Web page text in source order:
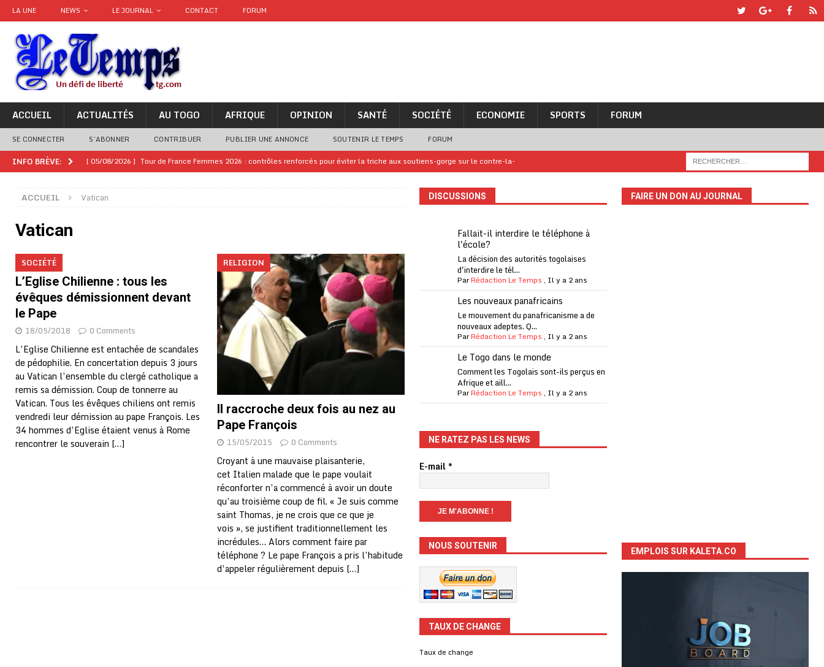
LA UNE NEWS LE JOURNAL CONTACT FORUM
ACCUEIL ACTUALITÉS AU TOGO AFRIQUE OPINION SANTÉ SOCIÉTÉ ECONOMIE SPORTS FORUM
SE CONNECTER S’ABONNER CONTRIBUER PUBLIER UNE ANNONCE SOUTENIR LE TEMPS FORUM
INFO BRÈVE: [ 05/08/2026 ] Tour de France Femmes 2026 : contrôles renforcés pour éviter la triche aux soutiens-gorge sur le contre-la-
[ 05/08/2026 ]
Côte d’Ivoire : le PDCI de Tidjane Thiam confirme sa présence à la fête nationale
A LA UNE
Une factrice arrêtée après avoir volé un billet de loterie gagnant que son propriétaire avait envoyé à un proche
[ 02/08/2026 ] Distribution des moustiquaires : La zone Oti-Sud enregistre 99% de couverture
A LA UNE
La Confédération Africaine de Football (CAF) à contre-courant
COOPÉRATION
[ 01/08/2026 ]
Quatre candidats à la succession d’Infantino à la tête de la FIFA
A LA UNE
[ 01/08/2026 ] Bénin : Romuald Wadagni reçoit le milliardaire Aliko Dangote
A LA UNE
[ 31/07/2026 ] Niger : le FMI débloque une bouffée d’oxygène financière
[ 31/07/2026 ] Franco Baresi, légendaire défenseur de l’Italie et de l’AC Milan, est mort à 66 ans
A LA UNE
[ 31/07/2026 ]
Benjamin Mendy a vendu aux enchères son trophée de la Coupe du monde
[ 31/07/2026 ] Bénin : les membres du Sénat installés
A LA UNE
Mali : au moins 19 soldats exécutés, Amnesty International exige une enquête
Hervé Renard devient sélectionneur des Eléphants de Côte d’Ivoire
ACCUEIL Vatican
Vatican
SOCIÉTÉ
L’Eglise Chilienne : tous les
évêques démissionnent devant
le Pape
18/05/2018 0 Comments
L’Eglise Chilienne est entachée de scandales
de pédophilie. En concertation depuis 3 jours
au Vatican l’ensemble du clergé catholique a
remis sa démission. Coup de tonnerre au
Vatican. Tous les évêques chiliens ont remis
vendredi leur démission au pape François. Les
34 hommes d’Eglise étaient venus à Rome
rencontrer le souverain […]
RELIGION
Il raccroche deux fois au nez au
Pape François
15/05/2015 0 Comments
Croyant à une mauvaise plaisanterie,
cet Italien malade que le pape voulait
réconforter n’a commencé à avoir un doute
qu’au troisième coup de fil. « Je suis comme
saint Thomas, je ne crois que ce que je
vois », se justifient traditionnellement les
incrédules… Alors comment faire par
téléphone ? Le pape François a pris l’habitude
d’appeler régulièrement depuis […]
DISCUSSIONS
Fallait-il interdire le téléphone à
l'école?
La décision des autorités togolaises
d'interdire le tél...
ParRédaction Le Temps , Il y a 2 ans
Les nouveaux panafricains
Le mouvement du panafricanisme a de
nouveaux adeptes. Q...
ParRédaction Le Temps , Il y a 2 ans
Le Togo dans le monde
Comment les Togolais sont-ils perçus en
Afrique et aill...
ParRédaction Le Temps , Il y a 2 ans
NE RATEZ PAS LES NEWS
E-mail*
NOUS SOUTENIR
TAUX DE CHANGE
Taux de change
FAIRE UN DON AU JOURNAL
EMPLOIS SUR KALETA.CO